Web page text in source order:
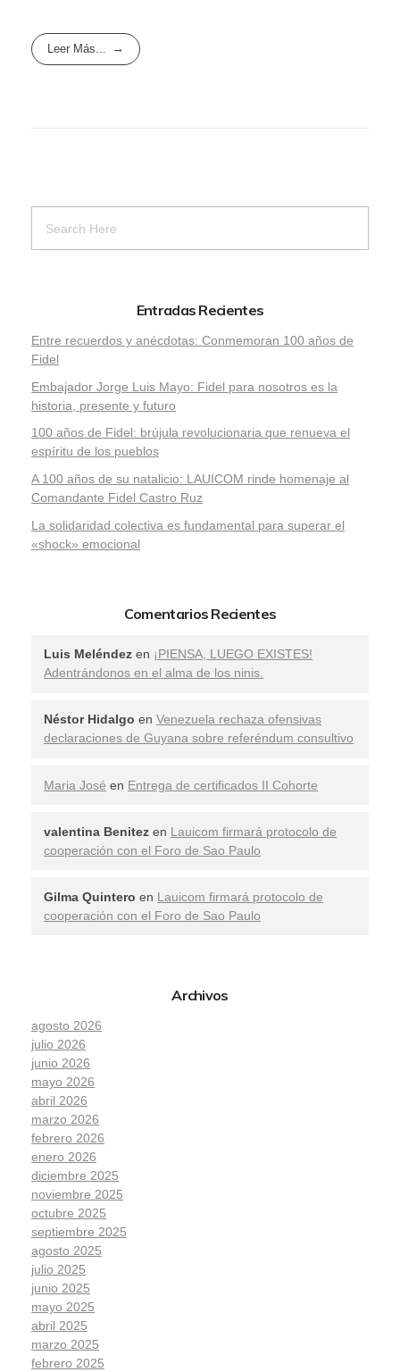
Leer Más...
Entradas Recientes
Entre recuerdos y anécdotas: Conmemoran 100 años de
Fidel
Embajador Jorge Luis Mayo: Fidel para nosotros es la
historia, presente y futuro
100 años de Fidel: brújula revolucionaria que renueva el
espíritu de los pueblos
A 100 años de su natalicio: LAUICOM rinde homenaje al
Comandante Fidel Castro Ruz
La solidaridad colectiva es fundamental para superar el
«shock» emocional
Comentarios Recientes
Luis Meléndez en ¡PIENSA, LUEGO EXISTES!
Adentrándonos en el alma de los ninis.
Néstor Hidalgo en Venezuela rechaza ofensivas
declaraciones de Guyana sobre referéndum consultivo
Maria José en Entrega de certificados II Cohorte
valentina Benitez en Lauicom firmará protocolo de
cooperación con el Foro de Sao Paulo
Gilma Quintero en Lauicom firmará protocolo de
cooperación con el Foro de Sao Paulo
Archivos
agosto 2026
julio 2026
junio 2026
mayo 2026
abril 2026
marzo 2026
febrero 2026
enero 2026
diciembre 2025
noviembre 2025
octubre 2025
septiembre 2025
agosto 2025
julio 2025
junio 2025
mayo 2025
abril 2025
marzo 2025
febrero 2025